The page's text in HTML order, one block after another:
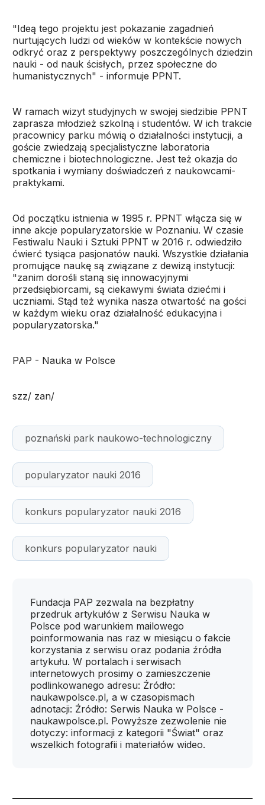
"Ideą tego projektu jest pokazanie zagadnień
nurtujących ludzi od wieków w kontekście nowych
odkryć oraz z perspektywy poszczególnych dziedzin
nauki - od nauk ścisłych, przez społeczne do
humanistycznych" - informuje PPNT.
W ramach wizyt studyjnych w swojej siedzibie PPNT
zaprasza młodzież szkolną i studentów. W ich trakcie
pracownicy parku mówią o działalności instytucji, a
goście zwiedzają specjalistyczne laboratoria
chemiczne i biotechnologiczne. Jest też okazja do
spotkania i wymiany doświadczeń z naukowcami-
praktykami.
Od początku istnienia w 1995 r. PPNT włącza się w
inne akcje popularyzatorskie w Poznaniu. W czasie
Festiwalu Nauki i Sztuki PPNT w 2016 r. odwiedziło
ćwierć tysiąca pasjonatów nauki. Wszystkie działania
promujące naukę są związane z dewizą instytucji:
"zanim dorośli staną się innowacyjnymi
przedsiębiorcami, są ciekawymi świata dziećmi i
uczniami. Stąd też wynika nasza otwartość na gości
w każdym wieku oraz działalność edukacyjna i
popularyzatorska."
PAP - Nauka w Polsce
szz/ zan/
poznański park naukowo-technologiczny
popularyzator nauki 2016
konkurs popularyzator nauki 2016
konkurs popularyzator nauki
Fundacja PAP zezwala na bezpłatny
przedruk artykułów z Serwisu Nauka w
Polsce pod warunkiem mailowego
poinformowania nas raz w miesiącu o fakcie
korzystania z serwisu oraz podania źródła
artykułu. W portalach i serwisach
internetowych prosimy o zamieszczenie
podlinkowanego adresu: Źródło:
naukawpolsce.pl, a w czasopismach
adnotacji: Źródło: Serwis Nauka w Polsce -
naukawpolsce.pl. Powyższe zezwolenie nie
dotyczy: informacji z kategorii "Świat" oraz
wszelkich fotografii i materiałów wideo.